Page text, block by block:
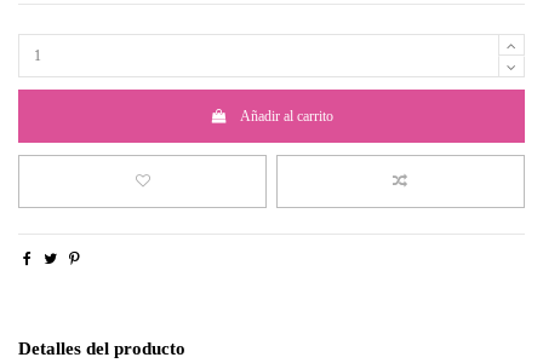
Añadir al carrito
Detalles del producto